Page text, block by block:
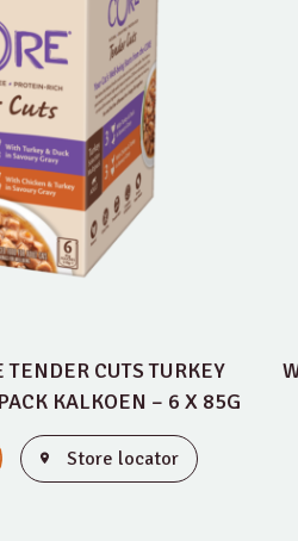
CUTS TURKEY
KALKOEN – 6 X 85G
Store locator